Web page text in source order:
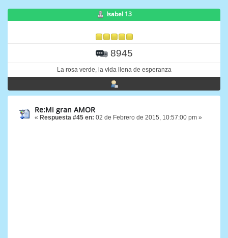
Isabel 13
8945
La rosa verde, la vida llena de esperanza
Re:Mi gran AMOR
« Respuesta #45 en: 02 de Febrero de 2015, 10:57:00 pm »